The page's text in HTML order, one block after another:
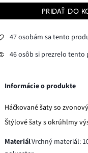
PRIDAŤ DO
47 osobám sa tento
46 osôb si prezrelo
Informácie o produkte
Háčkované šaty so
Štýlové šaty s okrúhlmy
MateriálVrchný materiál: